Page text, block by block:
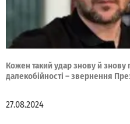
Кожен такий удар знову й знову
далекобійності – звернення
27.08.2024